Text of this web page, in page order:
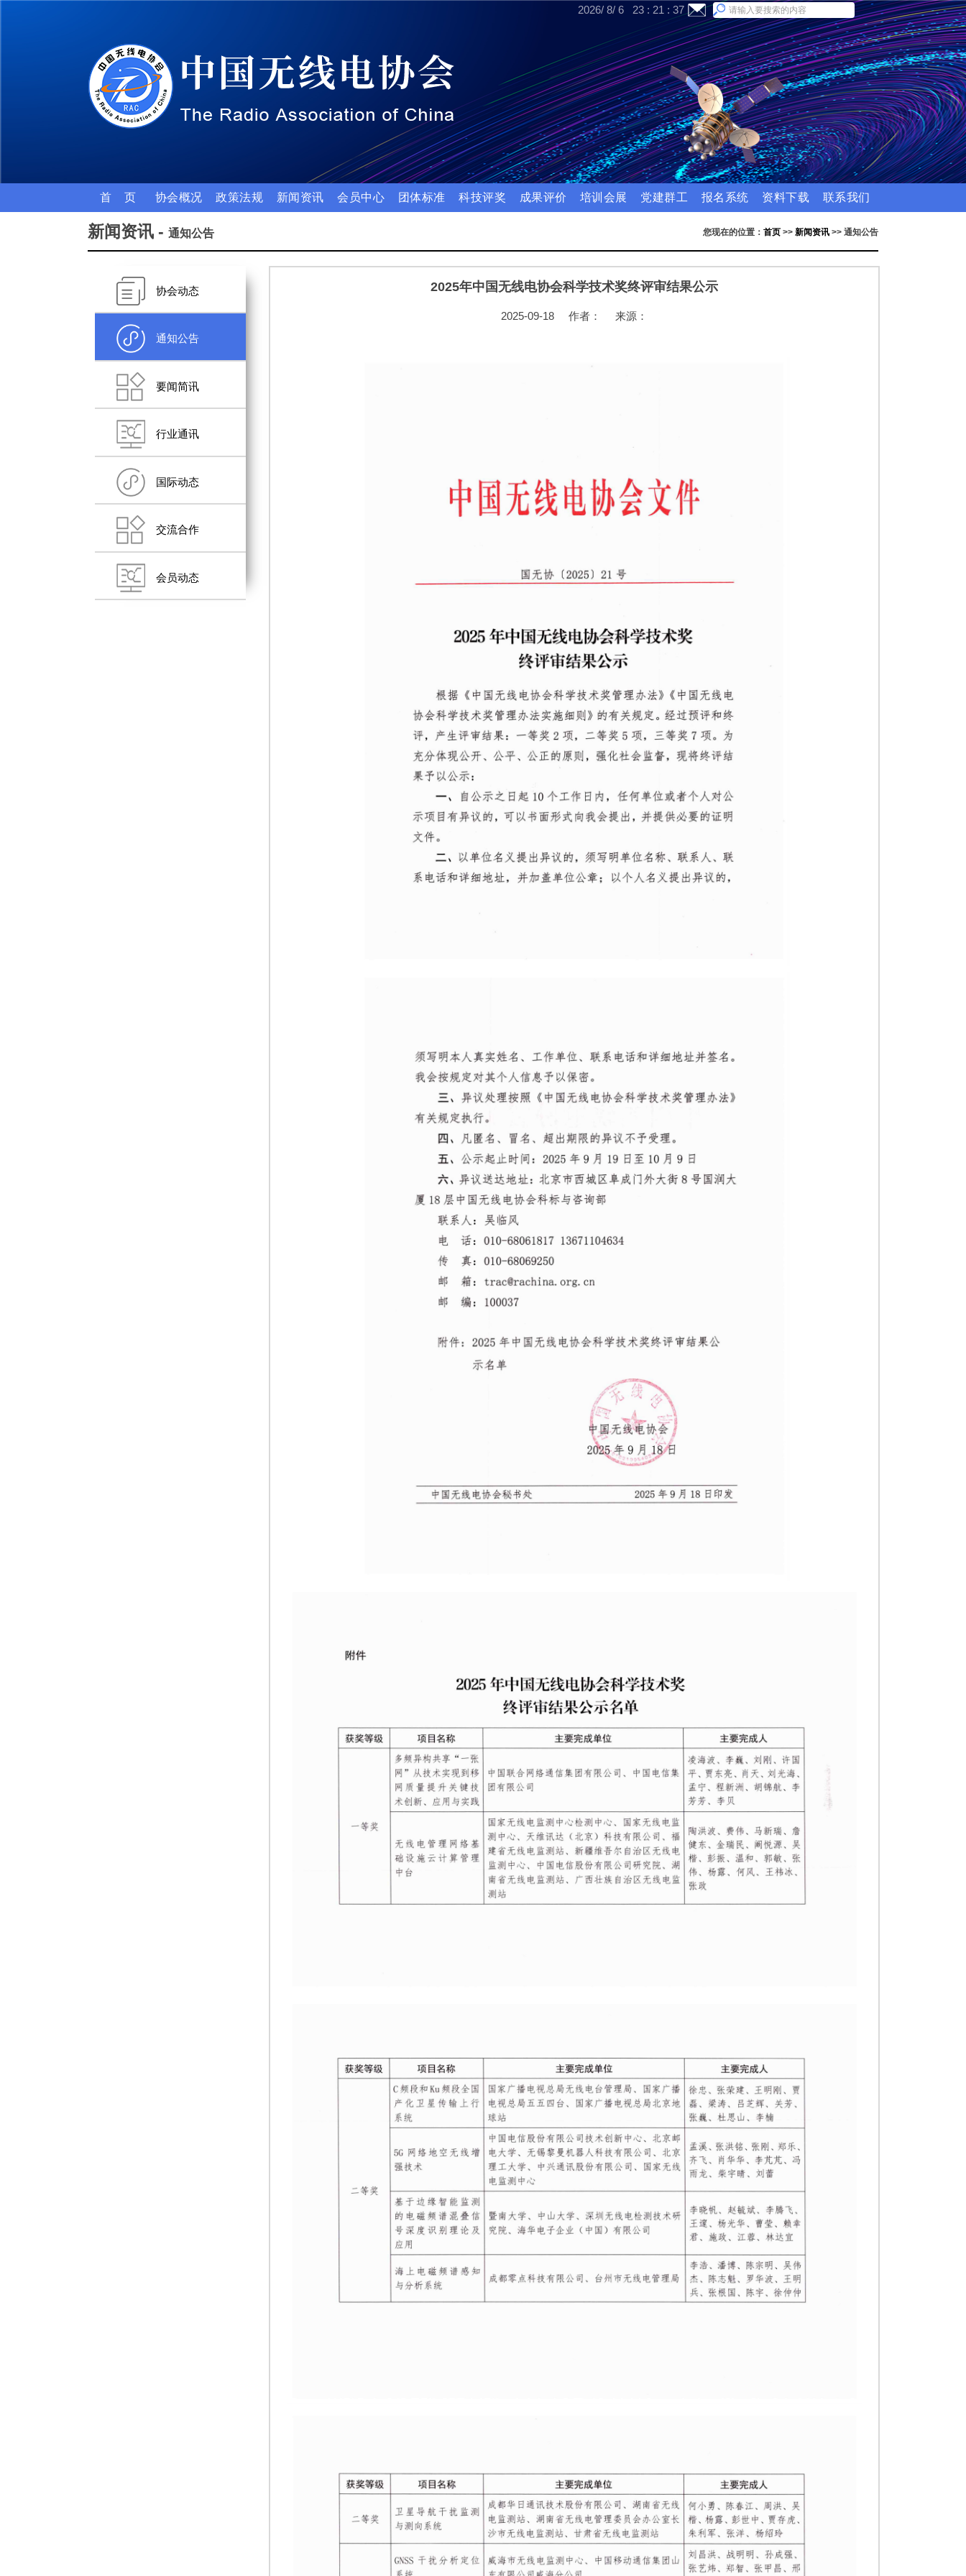
2026/ 8/ 6 23 : 21 : 38
首 页 协会概况 政策法规 新闻资讯 会员中心 团体标准 科技评奖 成果评价 培训会展 党建群工 报名系统 资料下载 联系我们
新闻资讯 - 通知公告 您现在的位置： 首页 >> 新闻资讯 >> 通知公告
协会动态
通知公告
要闻简讯
行业通讯
国际动态
交流合作
会员动态
2025年中国无线电协会科学技术奖终评审结果公示
2025-09-18 作者： 来源：